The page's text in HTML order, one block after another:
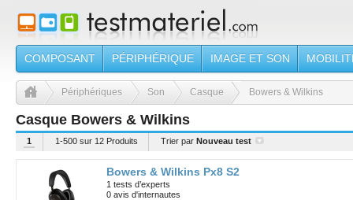
COMPOSANT PÉRIPHÉRIQUE IMAGE ET SON
Périphériques Son Casque Bowers & Wilkins
Casque Bowers & Wilkins
1 1-500 sur 12 Produits Trier par Nouveau test
Bowers & Wilkins Px8 S2
1 tests d’experts
0 avis d'internautes